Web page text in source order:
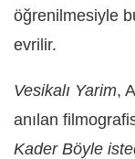
öğrenilmesiyle
evrilir.
Vesikalı Yarim,
anılan
Kader Böyle